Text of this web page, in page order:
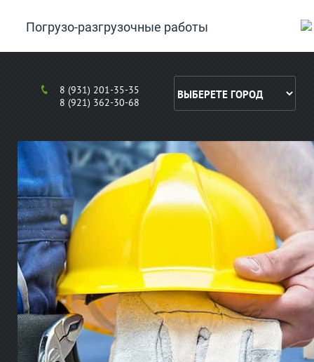
Погрузо-разгрузочные работы
8 (931) 201-35-35
8 (921) 362-30-68